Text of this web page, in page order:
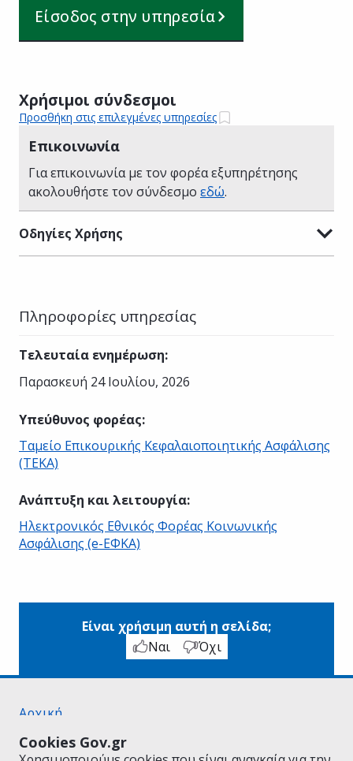
Cookies Gov.gr
Είσοδος στην υπηρεσία
Χρήσιμοι σύνδεσμοι
Προσθήκη στις επιλεγμένες υπηρεσίες
Επικοινωνία
Για επικοινωνία με τον φορέα εξυπηρέτησης
ακολουθήστε τον σύνδεσμο εδώ.
Οδηγίες Χρήσης
Πληροφορίες υπηρεσίας
Τελευταία ενημέρωση:
Παρασκευή 24 Ιουλίου, 2026
Υπεύθυνος φορέας:
Ταμείο Επικουρικής Κεφαλαιοποιητικής Ασφάλισης
(ΤΕΚΑ)
Ανάπτυξη και λειτουργία:
Ηλεκτρονικός Εθνικός Φορέας Κοινωνικής
Ασφάλισης (e-ΕΦΚΑ)
Είναι χρήσιμη αυτή η σελίδα;
Ναι
Όχι
Αρχική
Όροι Χρήσης